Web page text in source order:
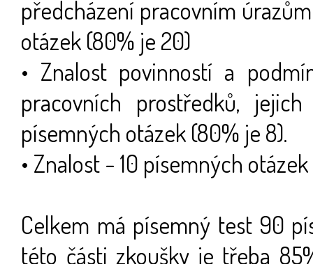
předcházení pracovním
otázek (80% je 20)
• Znalost povinností a
pracovních prostředků,
písemných otázek (80% je 8).
• Znalost - 10 písemných
Celkem má písemný test 90
této části zkoušky je třeba